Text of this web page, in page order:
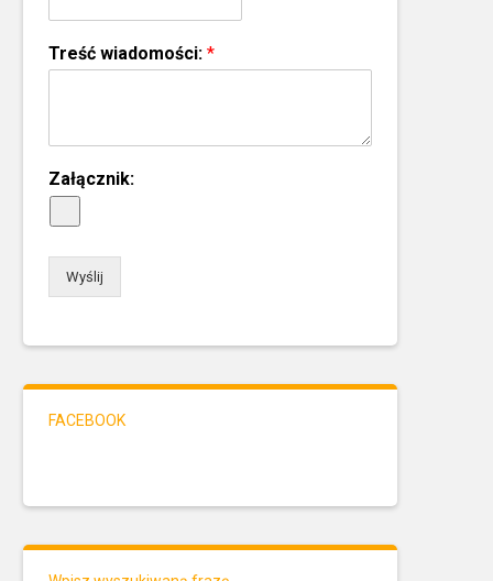
Treść wiadomości: *
Załącznik:
Wyślij
FACEBOOK